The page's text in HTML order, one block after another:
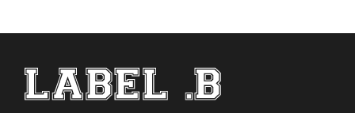
ФУТЕР САЙТА